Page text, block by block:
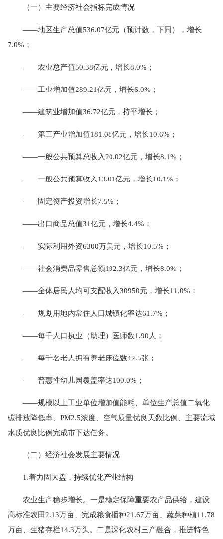
（一）主要经济社会指标完成情况
——地区生产总值536.07亿元（预计数，下同），增长
7.0%；
——农业总产值50.38亿元，增长8.0%；
——工业增加值289.21亿元，增长6.0%；
——建筑业增加值36.72亿元，持平增长；
——第三产业增加值181.08亿元，增长10.6%；
——一般公共预算总收入20.02亿元，增长8.1%；
——一般公共预算收入13.01亿元，增长10.1%；
——固定资产投资增长7.5%；
——出口商品总值31亿元，增长4.4%；
——实际利用外资6300万美元，增长10.5%；
——社会消费品零售总额192.3亿元，增长8.0%；
——全体居民人均可支配收入30950元，增长11.0%；
——规划用地内常住人口城镇化率达61.7%；
——每千人口执业（助理）医师数1.90人；
——每千名老人拥有养老床位数42.5张；
——普惠性幼儿园覆盖率达100.0%；
——规模以上工业单位增加值能耗、单位生产总值二氧化
碳排放降低率、PM2.5浓度、空气质量优良天数比例、主要流域
水质优良比例完成市下达任务。
（二）经济社会发展主要情况
1.着力固大盘，持续优化产业结构
农业生产稳步增长。一是稳定保障重要农产品供给，建设
高标准农田2.13万亩、完成粮食播种21.67万亩、蔬菜种植11.78
万亩、生猪存栏14.3万头。二是深化农村三产融合，推进特色